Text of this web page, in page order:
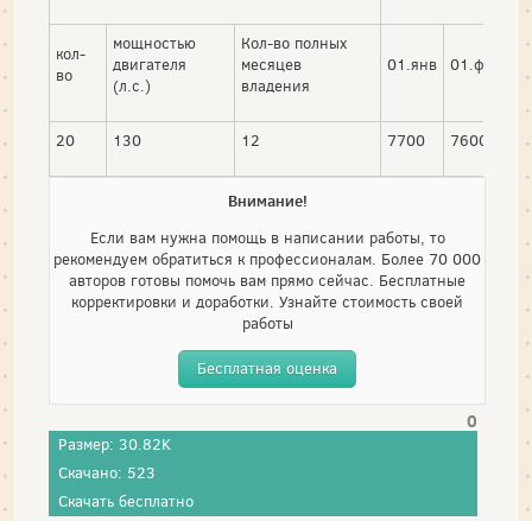
кол-
во
мощностью
двигателя
(л.с.)
Кол-во полных
месяцев
владения
01.янв 01.фев
20 130 12 7700 7600
Внимание!
Если вам нужна помощь в написании работы, то
рекомендуем обратиться к профессионалам. Более 70 000
авторов готовы помочь вам прямо сейчас. Бесплатные
корректировки и доработки. Узнайте стоимость своей
работы
Бесплатная оценка
0
Размер: 30.82K
Скачано: 523
Скачать бесплатно